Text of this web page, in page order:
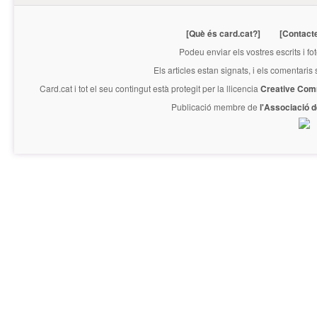
[Què és card.cat?]
Podeu enviar els vostres escrits i
Els articles estan signats, i els
Card.cati tot el seu contingut està protegit per la llicencia Creative
Publicació membre de l'Associació